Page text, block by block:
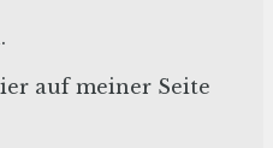
auf meiner Seite